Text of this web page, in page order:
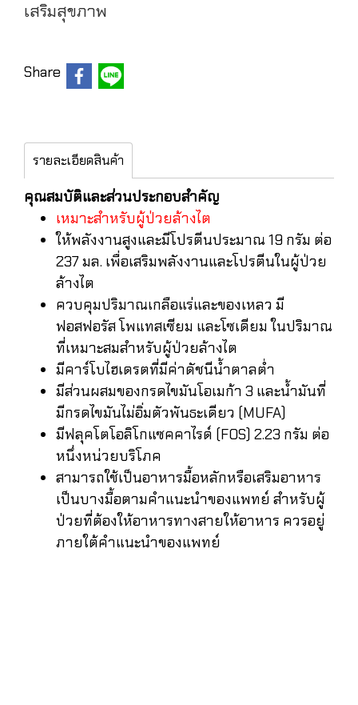
เสริมสุขภาพ
Share
รายละเอียดสินค้า
คุณสมบัติและส่วนประกอบสำคัญ
เหมาะสำหรับผู้ป่วยล้างไต
ให้พลังงานสูงและมีโปรตีนประมาณ 19 กรัม ต่อ
237 มล. เพื่อเสริมพลังงานและโปรตีนในผู้ป่วย
ล้างไต
ควบคุมปริมาณเกลือแร่และของเหลว มี
ฟอสฟอรัส โพแทสเซียม และโซเดียม ในปริมาณ
ที่เหมาะสมสำหรับผู้ป่วยล้างไต
มีคาร์โบไฮเดรตที่มีค่าดัชนีน้ำตาลต่ำ
มีส่วนผสมของกรดไขมันโอเมก้า 3 และน้ำมันที่
มีกรดไขมันไม่อิ่มตัวพันธะเดียว (MUFA)
มีฟลุคโตโอลิโกแซคคาไรด์ (FOS) 2.23 กรัม ต่อ
หนึ่งหน่วยบริโภค
สามารถใช้เป็นอาหารมื้อหลักหรือเสริมอาหาร
เป็นบางมื้อตามคำแนะนำของแพทย์ สำหรับผู้
ป่วยที่ต้องให้อาหารทางสายให้อาหาร ควรอยู่
ภายใต้คำแนะนำของแพทย์